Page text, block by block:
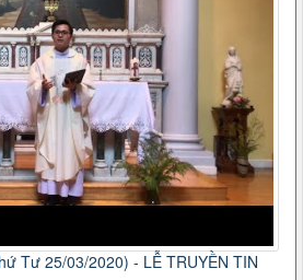
Tư 25/03/2020) - LỄ TRUYỀN TIN